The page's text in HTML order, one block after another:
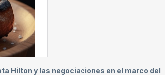
Hilton y las negociaciones en el marco del